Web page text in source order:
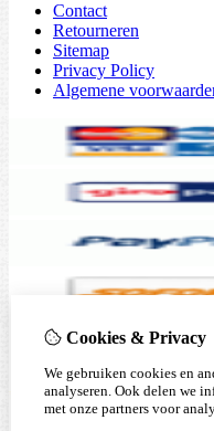
Contact
Retourneren
Sitemap
Privacy Policy
Algemene
Cookies & Privacy
We gebruiken cookies en
analyseren. Ook delen we
met onze partners voor